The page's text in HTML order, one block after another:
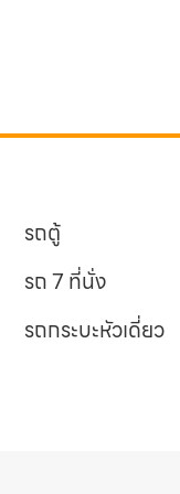
รถตู้
รถ 7 ที่นั่ง
รถกระบะหัวเดี่ยว